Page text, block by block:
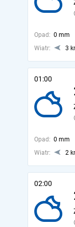
Opad: 0 mm
Wiatr:
3
01:00
Opad: 0 mm
Wiatr:
2
02:00